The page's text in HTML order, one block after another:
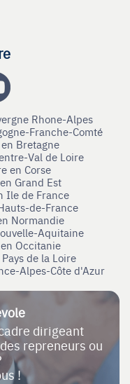
Rhone-Alpes
Franche-Comté
Bretagne
Val de Loire
en Corse
Grand Est
Ile de France
de-France
Normandie
Aquitaine
Occitanie
de la Loire
Alpes-Côte d'Azur
dirigeant
repreneurs ou
!